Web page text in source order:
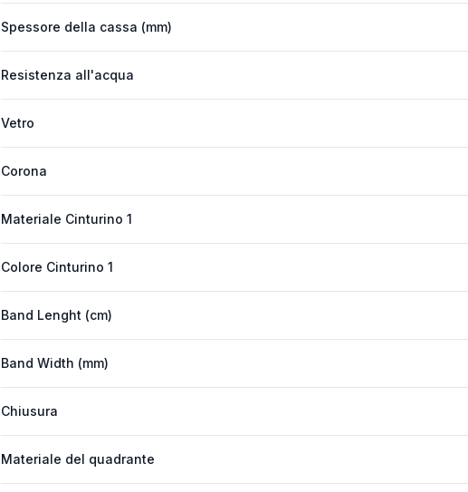
Spessore della cassa (mm)
Resistenza all'acqua
Vetro
Corona
Materiale Cinturino 1
Colore Cinturino 1
Band Lenght (cm)
Band Width (mm)
Chiusura
Materiale del quadrante